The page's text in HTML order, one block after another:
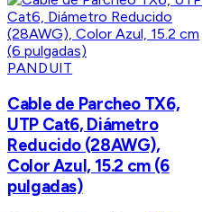
PANDUIT
Cable de Parcheo TX6,
UTP Cat6, Diámetro
Reducido (28AWG),
Color Azul, 15.2 cm (6
pulgadas)